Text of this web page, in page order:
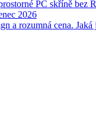
PC skříně bez
2026
a rozumná cena. Jaká